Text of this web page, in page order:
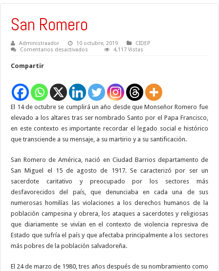
San Romero
Administraador 10 octubre, 2019
CIDEP
Comentarios desactivados
4,117 Vistas
Compartir
El 14 de octubre se cumplirá un año desde que Monseñor Romero fue
elevado a los altares tras ser nombrado Santo por el Papa Francisco,
en este contexto es importante recordar el legado social e histórico
que transciende a su mensaje, a su martirio y a su santificación.
San Romero de América, nació en Ciudad Barrios departamento de
San Miguel el 15 de agosto de 1917. Se caracterizó por ser un
sacerdote caritativo y preocupado por los sectores más
desfavorecidos del país, que denunciaba en cada una de sus
numerosas homilías las violaciones a los derechos humanos de la
población campesina y obrera, los ataques a sacerdotes y religiosas
que diariamente se vivían en el contexto de violencia represiva de
Estado que sufría el país y que afectaba principalmente a los sectores
más pobres de la población salvadoreña.
El 24 de marzo de 1980, tres años después de su nombramiento como